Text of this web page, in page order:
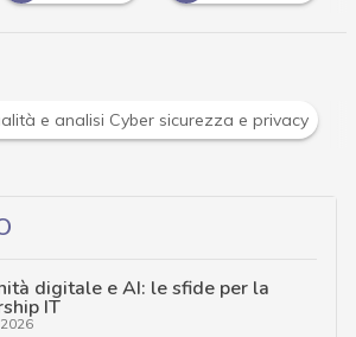
e Malware: le ultime news in tempo
digitale e AI: le sfide per la
IT